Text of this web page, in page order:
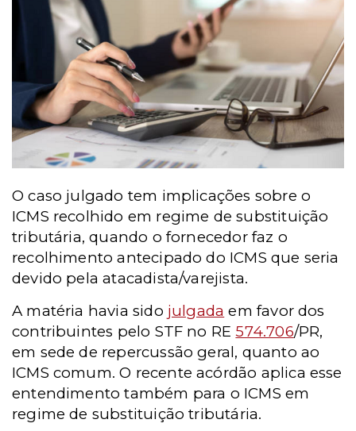
O caso julgado tem implicações sobre o
ICMS recolhido em regime de substituição
tributária, quando o fornecedor faz o
recolhimento antecipado do ICMS que seria
devido pela atacadista/varejista.
A matéria havia sido julgada em favor dos
contribuintes pelo STF no RE574.706/PR,
em sede de repercussão geral, quanto ao
ICMS comum. O recente acórdão aplica esse
entendimento também para o ICMS em
regime de substituição tributária.